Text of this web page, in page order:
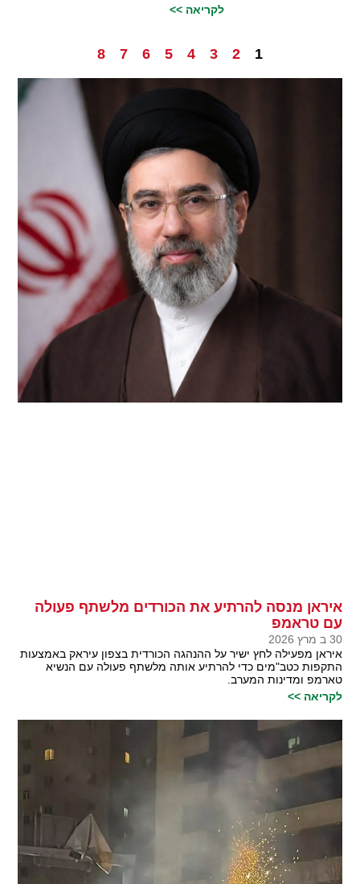
לקריאה >>
1
2
3
4
5
6
7
8
איראן מנסה להרתיע את הכורדים מלשתף פעולה
עם טראמפ
30 ב מרץ 2026
איראן מפעילה לחץ ישיר על ההנהגה הכורדית בצפון עיראק באמצעות
התקפות כטב"מים כדי להרתיע אותה מלשתף פעולה עם הנשיא
טארמפ ומדינות המערב.
לקריאה >>